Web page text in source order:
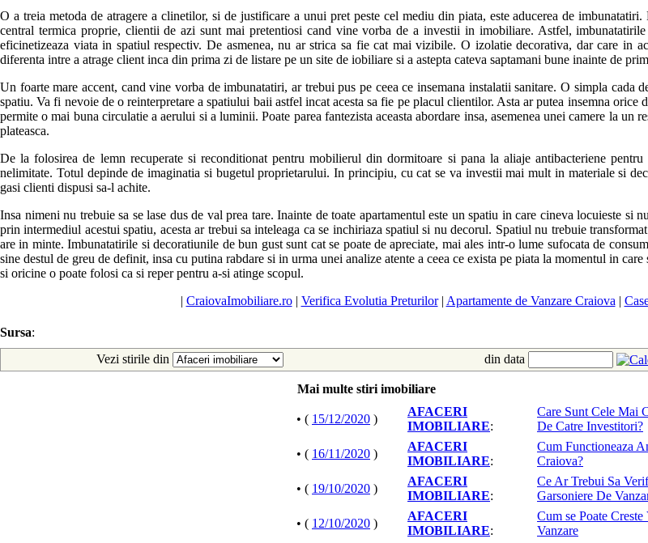
O a treia metoda de atragere a clinetilor, si de justificare a unui pret peste cel mediu din piata, este aducerea de
central termica proprie, clientii de azi sunt mai pretentiosi cand vine vorba de a investii in imobiliare. Astfel,
eficinetizeaza viata in spatiul respectiv. De asmenea, nu ar strica sa fie cat mai vizibile. O izolatie decorativa, dar care in
diferenta intre a atrage client inca din prima zi de listare pe un site de iobiliare si a astepta cateva saptamani bune inainte de
Un foarte mare accent, cand vine vorba de imbunatatiri, ar trebui pus pe ceea ce insemana instalatii sanitare. O simpla
spatiu. Va fi nevoie de o reinterpretare a spatiului baii astfel incat acesta sa fie pe placul clientilor. Asta ar putea insemna
permite o mai buna circulatie a aerului si a luminii. Poate parea fantezista aceasta abordare insa, asemenea unei camere la
plateasca.
De la folosirea de lemn recuperate si reconditionat pentru mobilierul din dormitoare si pana la aliaje antibacteriene
nelimitate. Totul depinde de imaginatia si bugetul proprietarului. In principiu, cu cat se va investii mai mult in materiale si
gasi clienti dispusi sa-l achite.
Insa nimeni nu trebuie sa se lase dus de val prea tare. Inainte de toate apartamentul este un spatiu in care cineva locuieste
prin intermediul acestui spatiu, acesta ar trebui sa inteleaga ca se inchiriaza spatiul si nu decorul. Spatiul nu trebuie
are in minte. Imbunatatirile si decoratiunile de bun gust sunt cat se poate de apreciate, mai ales intr-o lume sufocata de
sine destul de greu de definit, insa cu putina rabdare si in urma unei analize atente a ceea ce exista pe piata la momentul in
si oricine o poate folosi ca si reper pentru a-si atinge scopul.
| CraiovaImobiliare.ro| Verifica Evolutia Preturilor| Apartamente de Vanzare Craiova |
Sursa:
Vezi stirile din
din data
Mai multe stiri imobiliare
• ( 15/12/2020 )
AFACERI
IMOBILIARE:
Care Sunt Cele Mai
De Catre Investitori?
• ( 16/11/2020 )
AFACERI
IMOBILIARE:
Cum Functioneaza
Craiova?
• ( 19/10/2020 )
AFACERI
IMOBILIARE:
Ce Ar Trebui Sa
Garsoniere De
• ( 12/10/2020 )
AFACERI
IMOBILIARE:
Cum se Poate
Vanzare